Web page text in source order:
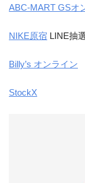
ABC-MART GSオ
NIKE原宿 LINE抽
Billy’s オンライン
StockX